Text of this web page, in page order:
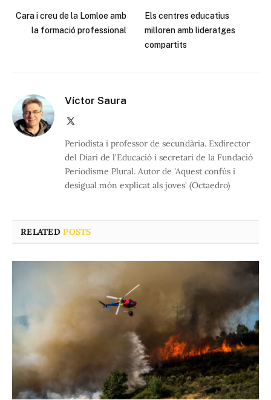
Cara i creu de la Lomloe amb
la formació professional
Els centres educatius
milloren amb lideratges
compartits
Víctor Saura
Periodista i professor de secundària. Exdirector
del Diari de l'Educació i secretari de la Fundació
Periodisme Plural. Autor de 'Aquest confús i
desigual món explicat als joves' (Octaedro)
RELATEDPOSTS